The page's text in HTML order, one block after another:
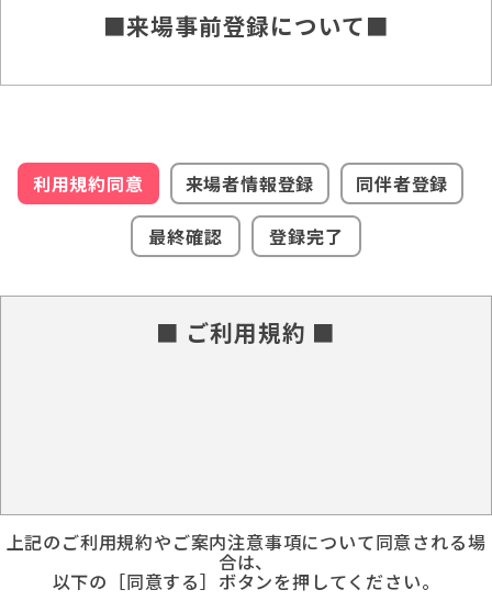
■来場事前登録について■
利用規約同意 来場者情報登録
同伴者登録
最終確認
登録完了
■ ご利用規約 ■
上記のご利用規約やご案内注意事項について同意される場
合は、
以下の［同意する］ボタンを押してください。